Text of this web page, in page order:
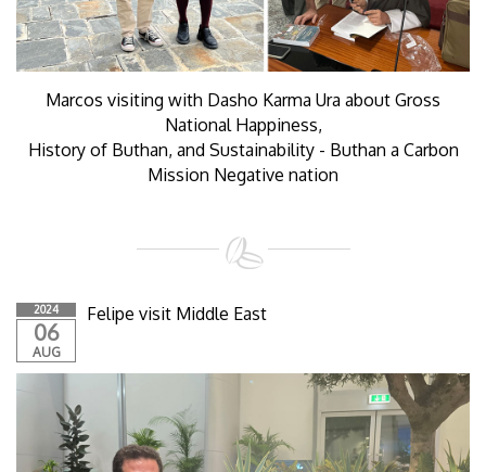
Marcos visiting with Dasho Karma Ura about Gross
National Happiness,
History of Buthan, and Sustainability - Buthan a Carbon
Mission Negative nation
2024
06
AUG
Felipe visit Middle East